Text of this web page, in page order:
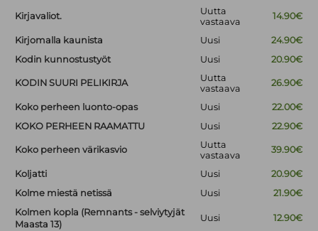
Kirjavaliot.
Uutta
vastaava
14.90€
Kirjomalla kaunista Uusi
24.90€
Kodin kunnostustyöt
Uusi 20.90€
KODIN SUURI PELIKIRJA
Uutta
vastaava
26.90€
Koko perheen luonto-opas Uusi
22.00€
KOKO PERHEEN RAAMATTU
Uusi 22.90€
Koko perheen värikasvio
Uutta
vastaava
39.90€
Koljatti Uusi
20.90€
Kolme miestä netissä
Uusi
21.90€
Kolmen kopla (Remnants - selviytyjät
Maasta 13)
Uusi 12.90€